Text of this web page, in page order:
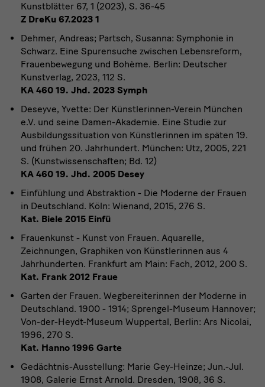
Kunstblätter 67, 1 (2023), S. 36-45
Z DreKu 67.2023 1
Dehmer, Andreas; Partsch, Susanna: Symphonie in
Schwarz. Eine Spurensuche zwischen Lebensreform,
Frauenbewegung und Bohème. Berlin: Deutscher
Kunstverlag, 2023, 112 S.
KA 460 19. Jhd. 2023 Symph
Deseyve, Yvette: Der Künstlerinnen-Verein München
e.V. und seine Damen-Akademie. Eine Studie zur
Ausbildungssituation von Künstlerinnen im späten 19.
und frühen 20. Jahrhundert. München: Utz, 2005, 221
S. (Kunstwissenschaften; Bd. 12)
KA 460 19. Jhd. 2005 Desey
Einfühlung und Abstraktion - Die Moderne der Frauen
in Deutschland. Köln: Wienand, 2015, 276 S.
Kat. Biele 2015 Einfü
Frauenkunst - Kunst von Frauen. Aquarelle,
Zeichnungen, Graphiken von Künstlerinnen aus 4
Jahrhunderten. Frankfurt am Main: Fach, 2012, 200 S.
Kat. Frank 2012 Fraue
Garten der Frauen. Wegbereiterinnen der Moderne in
Deutschland. 1900 - 1914; Sprengel-Museum Hannover;
Von-der-Heydt-Museum Wuppertal, Berlin: Ars Nicolai,
1996, 270 S.
Kat. Hanno 1996 Garte
Gedächtnis-Ausstellung: Marie Gey-Heinze; Jun.-Jul.
1908, Galerie Ernst Arnold. Dresden, 1908, 36 S.